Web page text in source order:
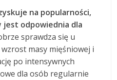
na popularności,
jest odpowiednia dla
sprawdza się u
masy mięśniowej i
po intensywnych
dla osób regularnie